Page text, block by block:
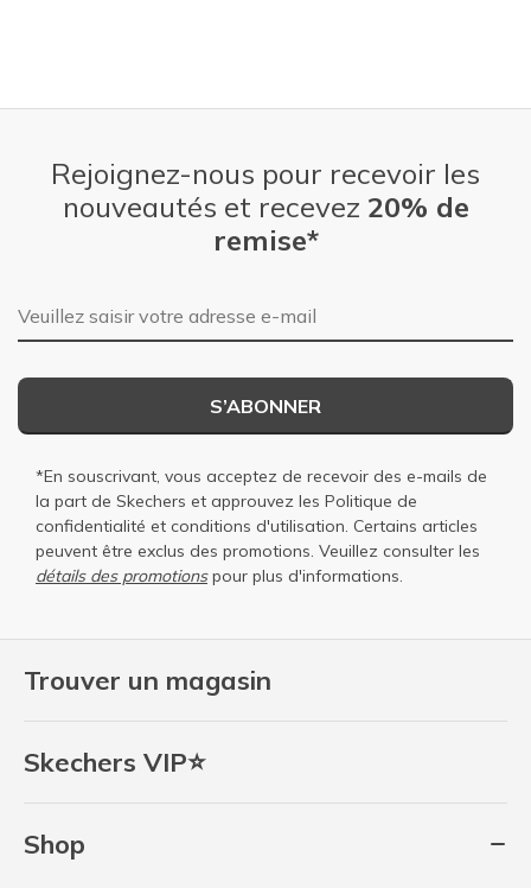
Trouver un magasin
Skechers VIP⭐
Shop
Rejoignez-nous pour recevoir les
nouveautés et recevez 20% de
remise*
Adresse e-mail
S’ABONNER
*En souscrivant, vous acceptez de recevoir des e-mails de
la part de Skechers et approuvez les Politique de
confidentialité et conditions d'utilisation. Certains articles
peuvent être exclus des promotions. Veuillez consulter les
détails des promotionspour plus d'informations.